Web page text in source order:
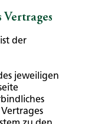
der
jeweiligen